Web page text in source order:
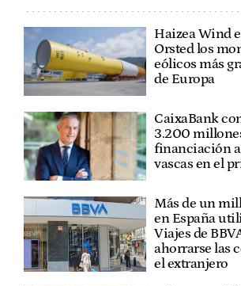
Haizea Wind
Orsted los
eólicos más
de Europa
CaixaBank
3.200
financiación a
vascas en el
Más de un
en España
Viajes de
ahorrarse las
el extranjero